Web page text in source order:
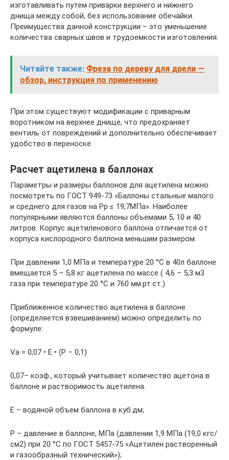
изготавливать путем приварки верхнего и нижнего
днища между собой, без использование обечайки.
Преимущества данной конструкции – это уменьшение
количества сварных швов и трудоемкости изготовления.
Читайте также: Фреза по дереву для дрели —
обзор, инструкция по применению
При этом существуют модификации с приварным
воротником на верхнее днище, что предохраняет
вентиль от повреждений и дополнительно обеспечивает
удобство в переноске.
Расчет ацетилена в баллонах
Параметры и размеры баллонов для ацетилена можно
посмотреть по ГОСТ 949-73 «Баллоны стальные малого
и среднего для газов на Рр ≤ 19,7МПа». Наиболее
популярными являются баллоны объемами 5, 10 и 40
литров. Корпус ацетиленового баллона отличается от
корпуса кислородного баллона меньшим размером.
При давлении 1,0 МПа и температуре 20 °С в 40л баллоне
вмещается 5 – 5,8 кг ацетилена по массе ( 4,6 – 5,3 м3
газа при температуре 20 °С и 760 мм.рт.ст.).
Приближенное количество ацетилена в баллоне
(определяется взвешиванием) можно определить по
формуле:
Va = 0,07 • Е • (Р – 0,1)
0,07– коэф., который учитывает количество ацетона в
баллоне и растворимость ацетилена.
Е – водяной объем баллона в куб.дм;
Р – давление в баллоне, МПа (давлении 1,9 МПа (19,0 кгс/
см2) при 20 °С по ГОСТ 5457-75 «Ацетилен растворенный
и газообразный технический»);